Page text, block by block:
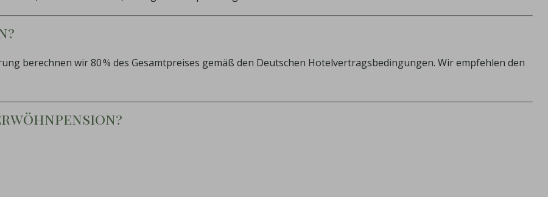
berechnen wir 80 % des Gesamtpreises gemäß den Deutschen Hotelvertragsbedingungen. Wir empfehlen den